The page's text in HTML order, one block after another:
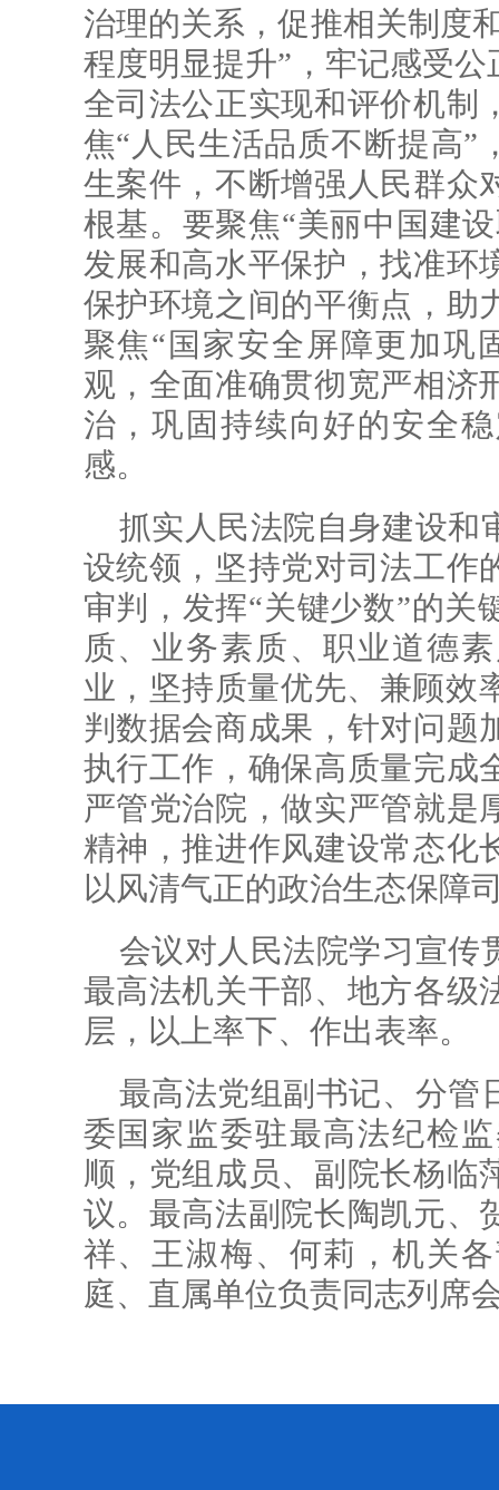
治理的关系，促推相关制度
程度明显提升”，牢记感受
全司法公正实现和评价机制
焦“人民生活品质不断提高”
生案件，不断增强人民群众
根基。要聚焦“美丽中国建
发展和高水平保护，找准环
保护环境之间的平衡点，助
聚焦“国家安全屏障更加巩
观，全面准确贯彻宽严相济
治，巩固持续向好的安全
感。
抓实人民法院自身建设和
设统领，坚持党对司法工作
审判，发挥“关键少数”的关
质、业务素质、职业道德
业，坚持质量优先、兼顾效
判数据会商成果，针对问题
执行工作，确保高质量完成
严管党治院，做实严管就是
精神，推进作风建设常态化
以风清气正的政治生态保障
会议对人民法院学习宣传
最高法机关干部、地方各级
层，以上率下、作出表率。
最高法党组副书记、分管
委国家监委驻最高法纪检
顺，党组成员、副院长杨临
议。最高法副院长陶凯元、
祥、王淑梅、何莉，机关
庭、直属单位负责同志列席